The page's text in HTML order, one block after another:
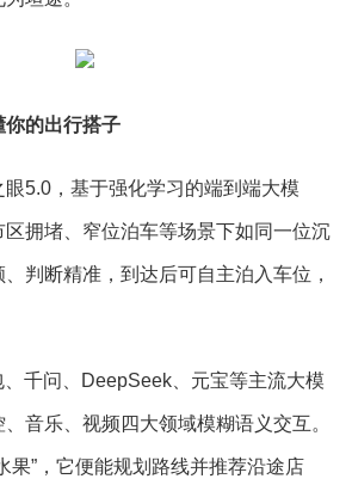
你的出行搭子
5.0，基于强化学习的端到端大模
拥堵、窄位泊车等场景下如同一位沉
判断精准，到达后可自主泊入车位，
千问、DeepSeek、元宝等主流大模
音乐、视频四大领域模糊语义交互。
果”，它便能规划路线并推荐沿途店